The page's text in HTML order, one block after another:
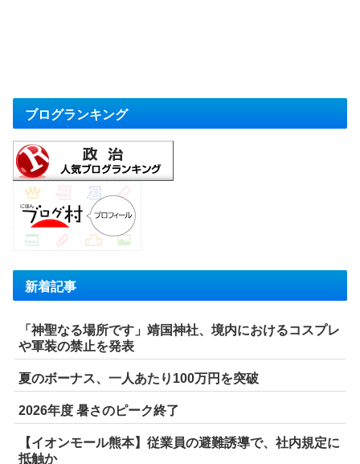
ブログランキング
新着記事
「神聖なる場所です」靖国神社、境内におけるコスプレ
や軍装の禁止を発表
夏のボーナス、一人あたり100万円を突破
2026年度 暑さのピーク終了
【イオンモール熊本】従業員の避難誘導で、社内規定に
抵触か